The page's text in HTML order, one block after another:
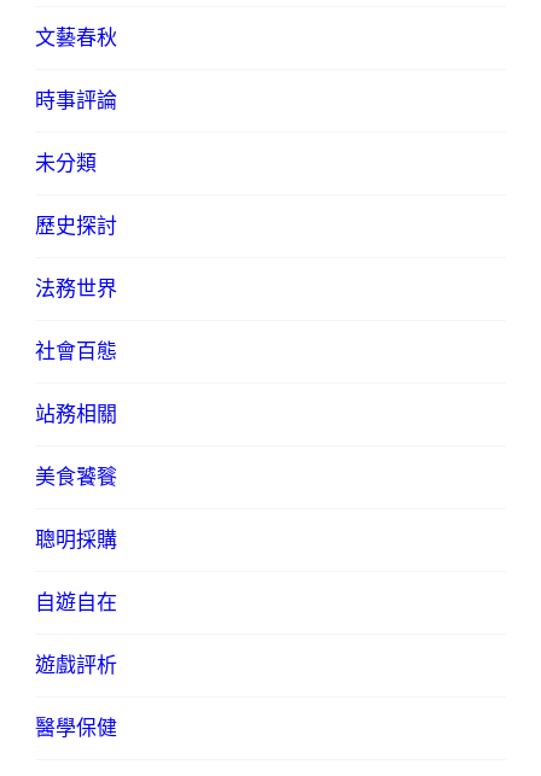
文藝春秋
時事評論
未分類
歷史探討
法務世界
社會百態
站務相關
美食饕餮
聰明採購
自遊自在
遊戲評析
醫學保健